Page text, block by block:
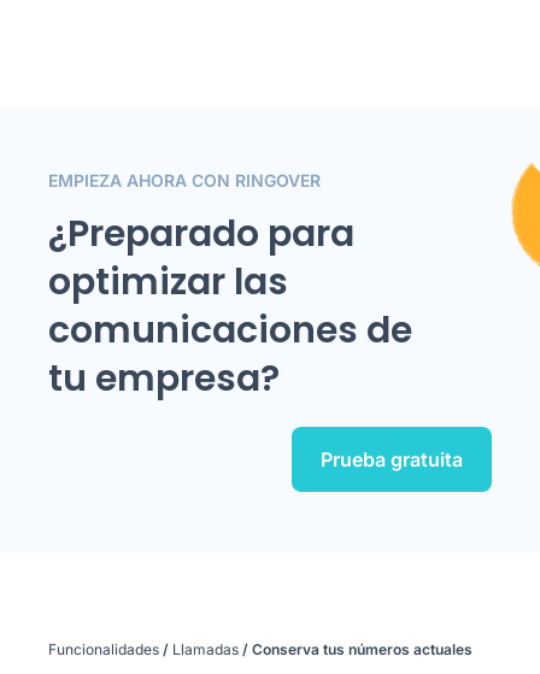
EMPIEZA AHORA CON RINGOVER
¿Preparado para
optimizar las
comunicaciones de
tu empresa?
Prueba gratuita
Funcionalidades / Llamadas / Conserva tus números actuales